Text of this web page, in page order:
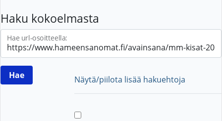
Haku kokoelmasta
Hae url-osoitteella:
Näytä/piilota lisää hakuehtoja